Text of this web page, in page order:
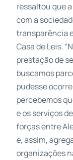
ressaltou que
com a
transparência
Casa de Leis.
prestação de
buscamos
pudesse
percebemos
e os serviços
forças entre
e, assim,
organizações